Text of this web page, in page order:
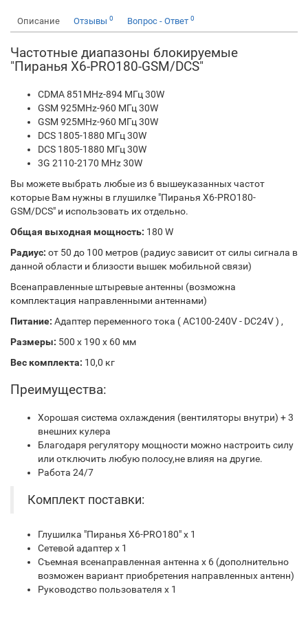
Описание Отзывы 0 Вопрос - Ответ 0
Частотные диапазоны блокируемые
"Пиранья Х6-PRO180-GSM/DCS"
CDMA 851MHz-894 МГц 30W
GSM 925MHz-960 МГц 30W
GSM 925MHz-960 МГц 30W
DCS 1805-1880 МГц 30W
DCS 1805-1880 МГц 30W
3G 2110-2170 MHz 30W
Вы можете выбрать любые из 6 вышеуказанных частот
которые Вам нужны в глушилке "Пиранья Х6-PRO180-
GSM/DCS" и использовать их отдельно.
Общая выходная мощность: 180 W
Радиус: от 50 до 100 метров (радиус зависит от силы сигнала в
данной области и близости вышек мобильной связи)
Всенаправленные штыревые антенны (возможна
комплектация направленными антеннами)
Питание: Адаптер переменного тока ( AC100-240V - DC24V ) ,
Размеры: 500 x 190 x 60 мм
Вес комплекта: 10,0 кг
Преимущества:
Хорошая система охлаждения (вентиляторы внутри) + 3
внешних кулера
Благодаря регулятору мощности можно настроить силу
или отключить любую полосу,не влияя на другие.
Работа 24/7
Комплект поставки:
Глушилка "Пиранья Х6-PRO180" х 1
Сетевой адаптер х 1
Съемная всенаправленная антенна x 6 (дополнительно
возможен вариант приобретения направленных антенн)
Руководство пользователя х 1